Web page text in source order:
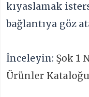
kıyaslamak
bağlantıya göz
İnceleyin: Şok 1
Ürünler